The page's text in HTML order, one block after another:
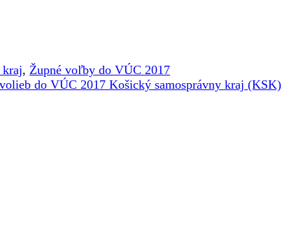
kraj, Župné voľby do VÚC 2017
do VÚC 2017 Košický samosprávny kraj (KSK)